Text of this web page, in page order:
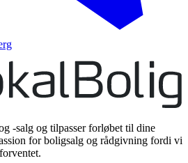
-salg og tilpasser forløbet til dine
for boligsalg og rådgivning fordi vi